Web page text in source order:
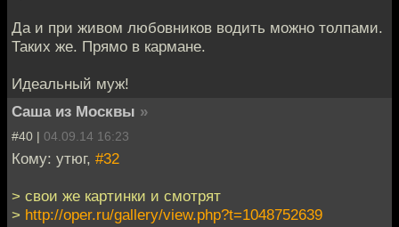
Да и при живом любовников водить можно толпами.
Таких же. Прямо в кармане.
Идеальный муж!
Саша из Москвы »
#40 | 04.09.14 16:23
Кому: утюг, #32
> свои же картинки и смотрят
> http://oper.ru/gallery/view.php?t=1048752639